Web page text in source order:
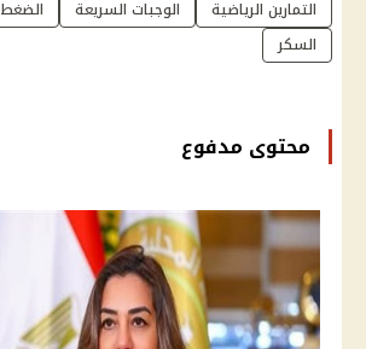
التمارين الرياضية الوجبات السريعة الضغط
السكر
محتوى مدفوع